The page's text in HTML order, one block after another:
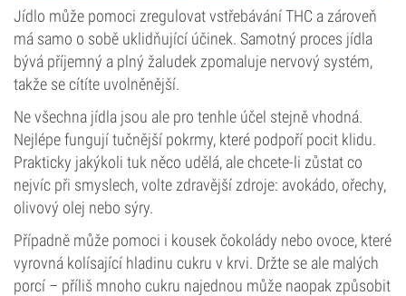
Jídlo může pomoci zregulovat vstřebávání THC a zároveň
má samo o sobě uklidňující účinek. Samotný proces jídla
bývá příjemný a plný žaludek zpomaluje nervový systém,
takže se cítíte uvolněnější.
Ne všechna jídla jsou ale pro tenhle účel stejně vhodná.
Nejlépe fungují tučnější pokrmy, které podpoří pocit klidu.
Prakticky jakýkoli tuk něco udělá, ale chcete-li zůstat co
nejvíc při smyslech, volte zdravější zdroje: avokádo, ořechy,
olivový olej nebo sýry.
Případně může pomoci i kousek čokolády nebo ovoce, které
vyrovná kolísající hladinu cukru v krvi. Držte se ale malých
porcí – příliš mnoho cukru najednou může naopak způsobit